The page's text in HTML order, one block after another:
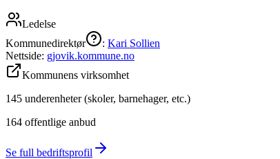
Ledelse
Kommunedirektør
: Kari Sollien
Nettside: gjovik.kommune.no
Kommunens virksomhet
145 underenheter (skoler, barnehager, etc.)
164 offentlige anbud
Se full bedriftsprofil